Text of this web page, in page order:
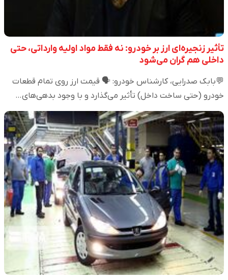
تأثیر زنجیره‌ای ارز بر خودرو: نه فقط مواد اولیه وارداتی، حتی
داخلی هم گران می‌شود
💬بابک صدرایی، کارشناس خودرو: 🗣️ قیمت ارز روی تمام قطعات
خودرو (حتی ساخت داخل) تأثیر می‌گذارد و با وجود بدهی‌های…